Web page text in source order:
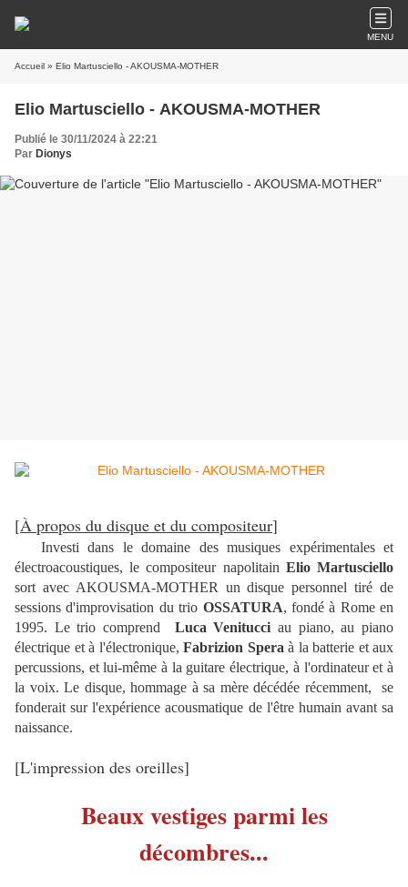
MENU
Accueil » Elio Martusciello - AKOUSMA-MOTHER
Elio Martusciello - AKOUSMA-MOTHER
Publié le 30/11/2024 à 22:21
Par Dionys
[À propos du disque et du compositeur]
Investi dans le domaine des musiques expérimentales et
électroacoustiques, le compositeur napolitain Elio Martusciello
sort avec AKOUSMA-MOTHER un disque personnel tiré de
sessions d'improvisation du trio OSSATURA, fondé à Rome en
1995. Le trio comprend Luca Venitucci au piano, au piano
électrique et à l'électronique, Fabrizion Spera à la batterie et aux
percussions, et lui-même à la guitare électrique, à l'ordinateur et à
la voix. Le disque, hommage à sa mère décédée récemment, se
fonderait sur l'expérience acousmatique de l'être humain avant sa
naissance.
[L'impression des oreilles]
Beaux vestiges parmi les
décombres...